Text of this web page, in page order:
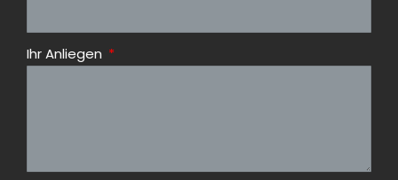
Ihr Anliegen